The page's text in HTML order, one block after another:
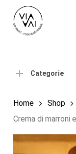
Carrello
Categorie
Home Shop
Crema di marroni